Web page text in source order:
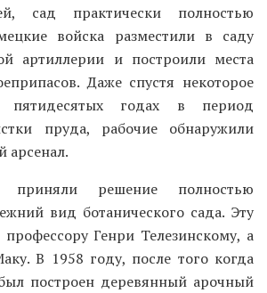
сад практически полностью
войска разместили в саду
артиллерии и построили места
Даже спустя некоторое
годах в период
пруда, рабочие обнаружили
арсенал.
решение полностью
вид ботанического сада. Эту
Генри Телезинскому, а
В 1958 году, после того когда
построен деревянный арочный